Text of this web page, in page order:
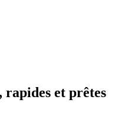
rapides et prêtes